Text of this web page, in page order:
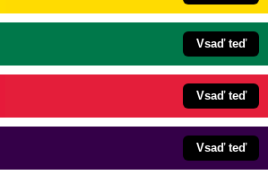
Vsaď teď
Vsaď teď
Vsaď teď